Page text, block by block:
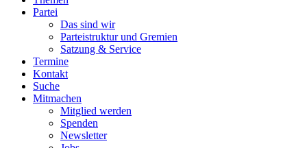
Partei
Das sind wir
Parteistruktur und Gremien
Satzung & Service
Termine
Kontakt
Suche
Mitmachen
Mitglied werden
Spenden
Newsletter